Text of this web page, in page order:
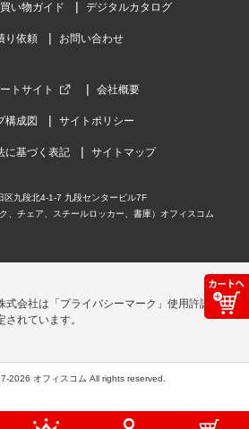
い物ガイド デジタルカタログ
り依頼 お問い合わせ
トサイト 会社概要
構成図 サイトポリシー
に基づく表記 サイトマップ
区九段北4-1-7 九段センタービル7F
、チェア、スチールロッカー、書庫）オフィスコム
式会社は「プライバシーマーク」使用許諾事
されています。
2026 オフィスコム All rights reserved.